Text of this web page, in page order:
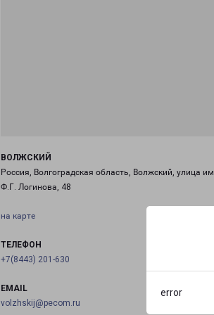
error
ВОЛЖСКИЙ
Россия, Волгоградская область, Волжский, улица
Ф.Г. Логинова, 48
на карте
ТЕЛЕФОН
+7(8443) 201-630
EMAIL
volzhskij@pecom.ru